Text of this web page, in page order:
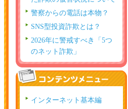
警察からの電話は本物？
SNS型投資詐欺とは？
2026年に警戒すべき「5つ
のネット詐欺」
インターネット基本編